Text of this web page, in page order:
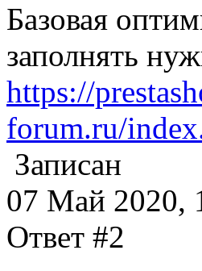
Базовая
заполнять
https://
forum.ru/
Записан
07 Май 2020,
Ответ #2